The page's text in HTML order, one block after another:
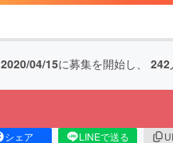
2020/04/15に募集を開始し、 242
シェア LINEで送る